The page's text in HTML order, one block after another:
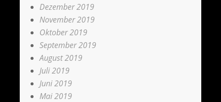
Dezember 2019
November 2019
Oktober 2019
September 2019
August 2019
Juli 2019
Juni 2019
Mai 2019